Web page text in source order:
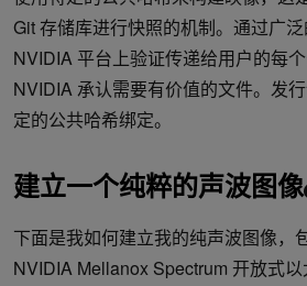
Git 存储库进行快照的机制。通过广
NVIDIA 平台上验证传递给用户的每个
NVIDIA 承认需要有价值的文件。发
定的公共哈希绑定。
建立一个纯粹的声波图像
下面是我如何建立我的纯声波图像，
NVIDIA Mellanox Spectrum 开放式